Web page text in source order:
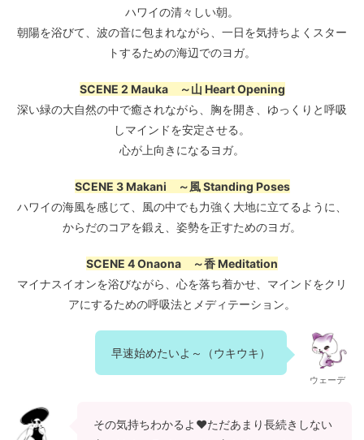
ハワイの清々しい朝。
朝陽を浴びて、波の音に包まれながら、一日を気持ちよくスター
トするための海辺でのヨガ。
SCENE 2 Mauka ～山 Heart Opening
深い緑の大自然の中で癒されながら、胸を開き、ゆっくりと呼吸
しマインドを安定させる。
心が上向きになるヨガ。
SCENE 3 Makani ～風 Standing Poses
ハワイの海風を感じて、風の中でも力強く大地に立てるように、
からだのコアを鍛え、姿勢を正すためのヨガ。
SCENE 4 Onaona ～香 Meditation
マイナスイオンを浴びながら、心を落ち着かせ、マインドをクリ
アにするための呼吸法とメディテーション。
早速始めたいよ～（ウキウキ）
ウェーデ
その気持ちわかるよ♥ただあまり長続きしない